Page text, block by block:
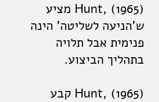
(Hunt, (1965 מציע
ש'הניעה לשליטה' הינה
פנימית אבל תלויה
בתהליך הביצוע.
(Hunt, (1965 קבע